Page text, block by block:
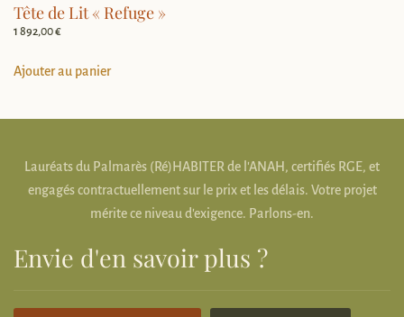
Tête de Lit « Refuge »
1 892,00€
Ajouter au panier
Lauréats du Palmarès (Ré)HABITER de l'ANAH, certifiés RGE, et
engagés contractuellement sur le prix et les délais. Votre projet
mérite ce niveau d'exigence. Parlons-en.
Envie d'en savoir plus ?